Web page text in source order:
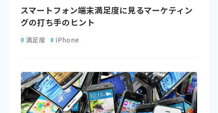
スマートフォン端末満足度に見るマーケティン
グの打ち手のヒント
# 満足度 # iPhone